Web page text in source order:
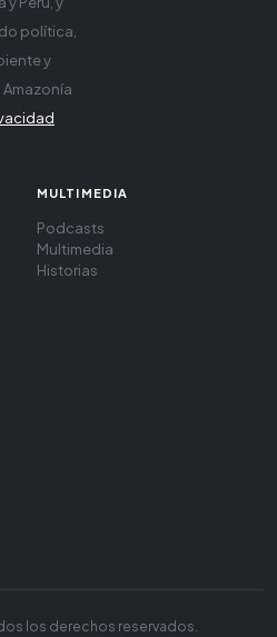
política,
y
MULTIMEDIA
Podcasts
Multimedia
Historias
los derechos reservados.